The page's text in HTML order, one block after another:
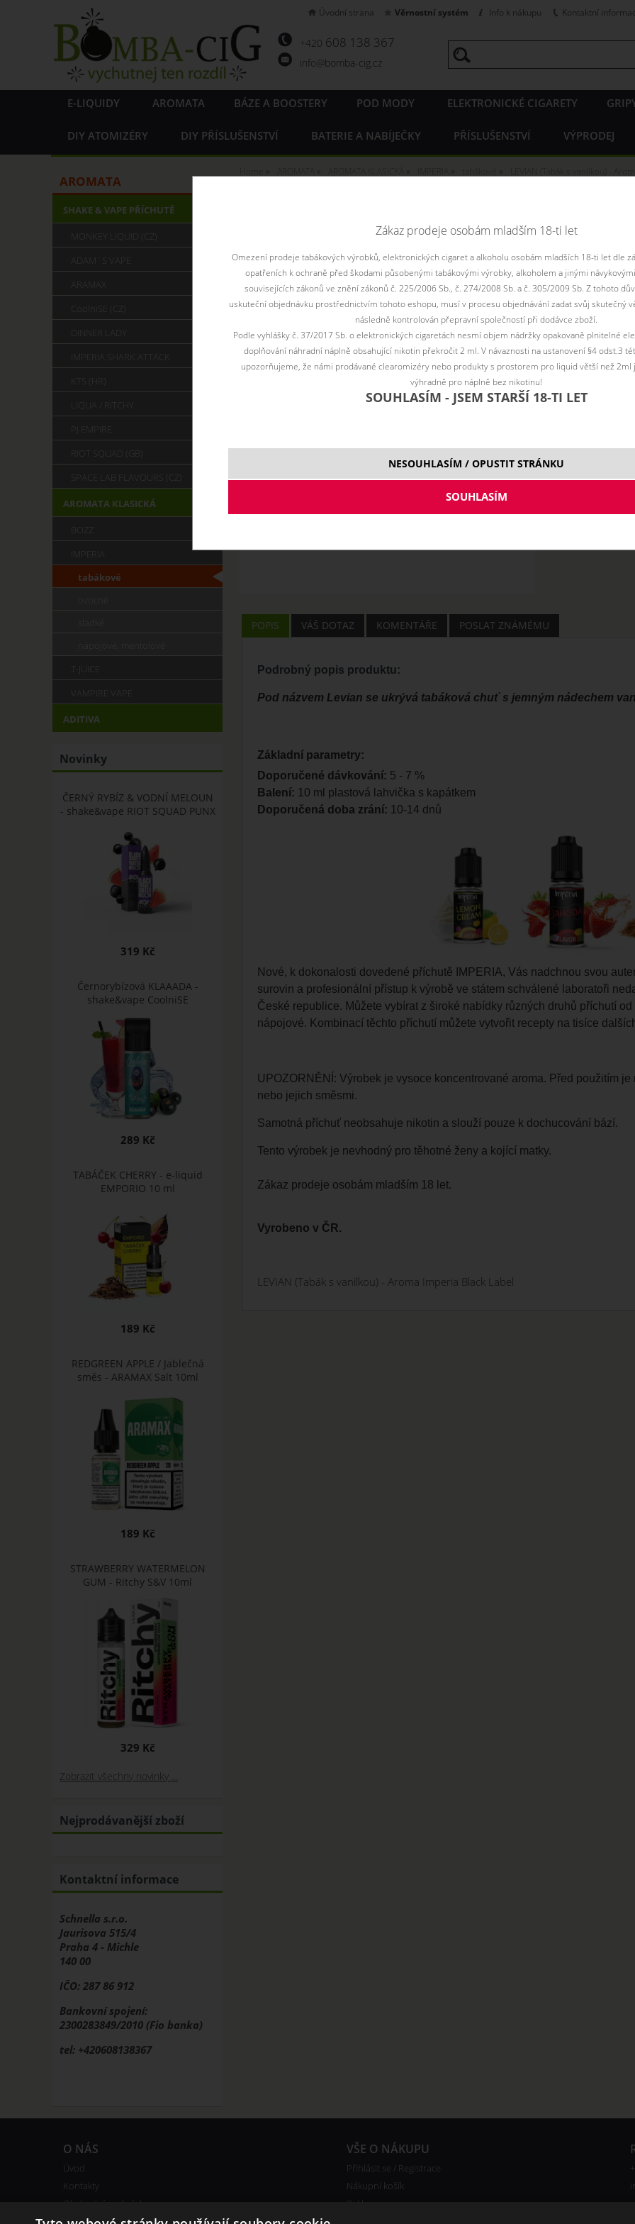
+420 608 138 367
info@bomba-cig.cz
E-LIQUIDY AROMATA BÁZE A BOOSTERY POD MODY ELEKTRONICKÉ CIGARETY
DIY ATOMIZÉRY DIY PŘÍSLUŠENSTVÍ BATERIE A NABÍJEČKY PŘÍSLUŠENSTVÍ VÝPRODEJ
Úvodní strana Věrnostní systém Info k nákupu Kontaktní
Pod názvem Levian se ukrývá tabáková chuť s jemným nádechem vanilky.
Vyberte
10
POPIS VÁŠ DOTAZ KOMENTÁŘE POSLAT ZNÁMÉMU
Podrobný popis produktu:
Pod názvem Levian se ukrývá tabáková chuť s jemným nádechem
Základní parametry:
Doporučené dávkování: 5 - 7 %
Balení: 10 ml plastová lahvička s kapátkem
Doporučená doba zrání: 10-14 dnů
Nové, k dokonalosti dovedené příchutě IMPERIA, Vás nadchnou svou
surovin a profesionální přístup k výrobě ve státem schválené laboratoři
České republice. Můžete vybírat z široké nabídky různých druhů příchutí
nápojové. Kombinací těchto příchutí můžete vytvořit recepty na tisíce
UPOZORNĚNÍ: Výrobek je vysoce koncentrované aroma. Před použitím
nebo jejich směsmi.
Samotná příchuť neobsahuje nikotin a slouží pouze k dochucování bází.
Tento výrobek je nevhodný pro těhotné ženy a kojící matky.
Zákaz prodeje osobám mladším 18 let.
Vyrobeno v ČR.
LEVIAN (Tabák s vanilkou) - Aroma Imperia Black Label
AROMATA
SHAKE & VAPE PŘÍCHUTĚ
MONKEY LIQUID (CZ)
ADAM´S VAPE
ARAMAX
DINNER LADY
IMPERIA SHARK ATTACK
KTS (HR)
LIQUA / RITCHY
PJ EMPIRE
RIOT SQUAD (GB)
AROMATA KLASICKÁ
IMPERIA
tabákové
T-JUICE
VAMPIRE VAPE
ADITIVA
Novinky
ČERNÝ RYBÍZ & VODNÍ MELOUN
- shake&vape RIOT SQUAD PUNX
319 Kč
Černorybízová KLAAADA -
shake&vape CoolniSE
289 Kč
TABÁČEK CHERRY - e-liquid
EMPORIO 10 ml
189 Kč
REDGREEN APPLE / Jablečná
směs - ARAMAX Salt 10ml
189 Kč
STRAWBERRY WATERMELON
GUM - Ritchy S&V 10ml
329 Kč
Zobrazit všechny novinky ...
Nejprodávanější zboží
Kontaktní informace
Schnella s.r.o.
Jaurisova 515/4
Praha 4 - Michle
140 00
IČO: 287 86 912
Bankovní spojení:
2300283849/2010 (Fio banka)
tel: +420608138367
O NÁS
Úvod
Kontakty
Obchodní podmínky
Bonusový program
VŠE O NÁKUPU
Přihlásit se / Registrace
Nákupní košík
Reklamace
Zákaz prodeje osobám mladším 18-ti let
Omezení prodeje tabákových výrobků, elektronických cigaret a alkoholu osobám mladších 18-ti let dle
opatřeních k ochraně před škodami působenými tabákovými výrobky, alkoholem a jinými
souvisejících zákonů ve znění zákonů č. 225/2006 Sb., č. 274/2008 Sb. a č. 305/2009 Sb. Z tohoto
uskuteční objednávku prostřednictvím tohoto eshopu, musí v procesu objednávání zadat svůj skutečný
následně kontrolován přepravní společností při dodávce zboží.
Podle vyhlášky č. 37/2017 Sb. o elektronických cigaretách nesmí objem nádržky opakovaně plnitelné
doplňování náhradní náplně obsahující nikotin překročit 2 ml. V návaznosti na ustanovení §4 odst.3
upozorňujeme, že námi prodávané clearomizéry nebo produkty s prostorem pro liquid větší než 2ml
výhradně pro náplně bez nikotinu!
SOUHLASÍM - JSEM STARŠÍ 18-TI LET
NESOUHLASÍM / OPUSTIT STRÁNKU